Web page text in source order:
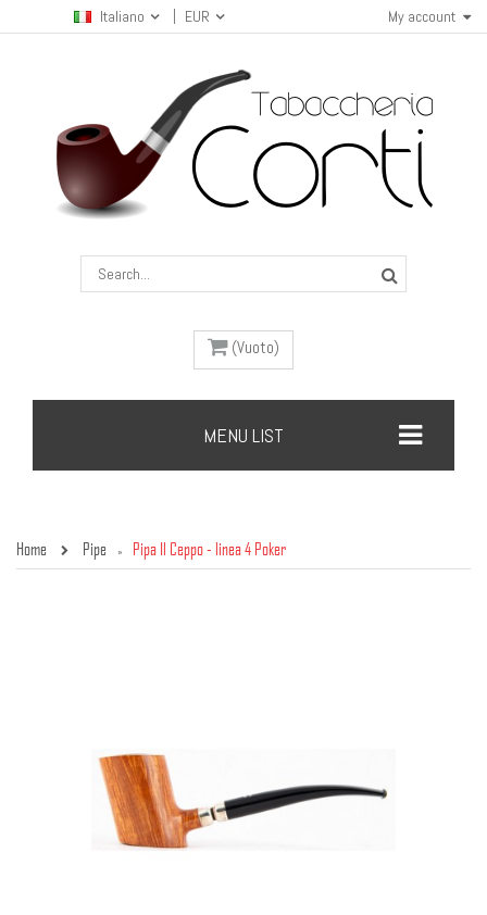
My account
Italiano EUR
(Vuoto)
MENU LIST
Home Pipe » Pipa Il Ceppo - linea 4 Poker